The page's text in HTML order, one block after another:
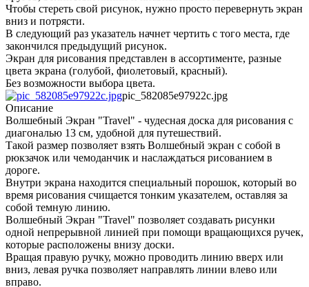
Чтобы стереть свой рисунок, нужно просто перевернуть экран
вниз и потрясти.
В следующий раз указатель начнет чертить с того места, где
закончился предыдущий рисунок.
Экран для рисования представлен в ассортименте, разные
цвета экрана (голубой, фиолетовый, красный).
Без возможности выбора цвета.
pic_582085e97922c.jpg
Описание
Волшебный Экран "Travel" - чудесная доска для рисования с
диагональю 13 см, удобной для путешествий.
Такой размер позволяет взять Волшебный экран с собой в
рюкзачок или чемоданчик и наслаждаться рисованием в
дороге.
Внутри экрана находится специальный порошок, который во
время рисования счищается тонким указателем, оставляя за
собой темную линию.
Волшебный Экран "Travel" позволяет создавать рисунки
одной непрерывной линией при помощи вращающихся ручек,
которые расположены внизу доски.
Вращая правую ручку, можно проводить линию вверх или
вниз, левая ручка позволяет направлять линии влево или
вправо.